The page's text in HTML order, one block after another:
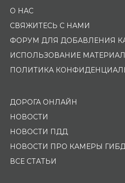
О НАС
СВЯЖИТЕСЬ С НАМИ
ФОРУМ ДЛЯ ДОБАВЛЕНИЯ
ИСПОЛЬЗОВАНИЕ
ПОЛИТИКА
ДОРОГА ОНЛАЙН
НОВОСТИ
НОВОСТИ ПДД
НОВОСТИ ПРО КАМЕРЫ
ВСЕ СТАТЬИ